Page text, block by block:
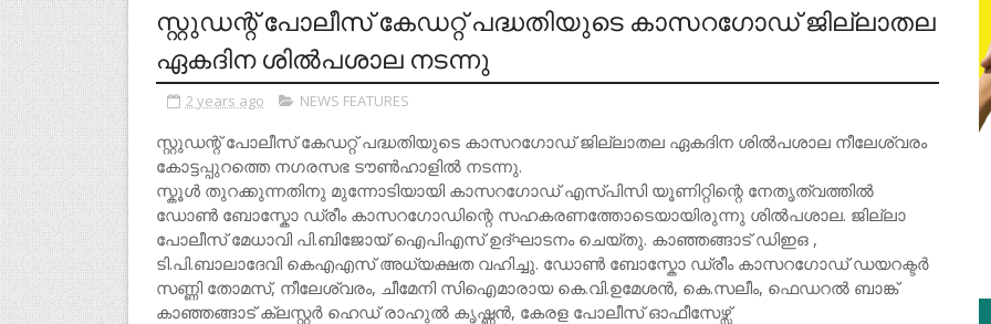
സ്റ്റുഡന്റ് പോലീസ് കേഡറ്റ് പദ്ധതിയുടെ കാസറഗോഡ് ജില്ലാതല
ഏകദിന ശിൽപശാല നടന്നു
2 years ago NEWS FEATURES
സ്റ്റുഡന്റ് പോലീസ് കേഡറ്റ് പദ്ധതിയുടെ കാസറഗോഡ് ജില്ലാതല ഏകദിന ശിൽപശാല നീലേശ്വരം
കോട്ടപ്പുറത്തെ നഗരസഭ ടൗൺഹാളിൽ നടന്നു.
സ്കൂൾ തുറക്കുന്നതിനു മുന്നോടിയായി കാസറഗോഡ് എസ്പിസി യൂണിറ്റിന്റെ നേതൃത്വത്തിൽ
ഡോൺ ബോസ്കോ ഡ്രീം കാസറഗോഡിന്റെ സഹകരണത്തോടെയായിരുന്നു ശിൽപശാല. ജില്ലാ
പോലീസ് മേധാവി പി.ബിജോയ് ഐപിഎസ് ഉദ്ഘാടനം ചെയ്തു. കാഞ്ഞങ്ങാട് ഡിഇഒ ,
ടി.പി.ബാലാദേവി കെഎഎസ് അധ്യക്ഷത വഹിച്ചു. ഡോൺ ബോസ്കോ ഡ്രീം കാസറഗോഡ് ഡയറക്ടർ
സണ്ണി തോമസ്, നീലേശ്വരം, ചീമേനി സിഐമാരായ കെ.വി.ഉമേശൻ, കെ.സലീം, ഫെഡറൽ ബാങ്ക്
കാഞ്ഞങ്ങാട് ക്ലസ്റ്റർ ഹെഡ് രാഹുൽ കൃഷ്ണൻ, കേരള പോലീസ് ഓഫീസേഴ്സ്